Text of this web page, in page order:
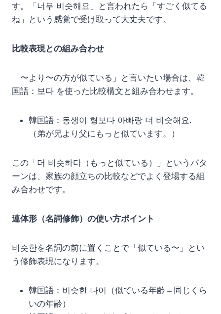
す。「너무 비슷해요」と言われたら「すごく似てる
ね」という感覚で受け取って大丈夫です。
比較表現との組み合わせ
「〜より〜の方が似ている」と言いたい場合は、韓
国語：보다 を使った比較構文と組み合わせます。
韓国語：동생이 형보다 아빠랑 더 비슷해요.
（弟が兄より父にもっと似ています。）
この「더 비슷하다（もっと似ている）」というパタ
ーンは、家族の顔立ちの比較などでよく登場する組
み合わせです。
連体形（名詞修飾）の使い方ポイント
비슷한を名詞の前に置くことで「似ている〜」とい
う修飾表現になります。
韓国語：비슷한 나이（似ている年齢＝同じくら
いの年齢）